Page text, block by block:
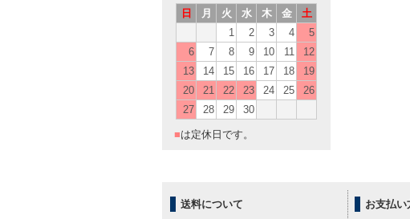
日 月 火 水 木 金
土
1
2 3 4
5
6
7 8 9 10 11
12
13
14 15 16 17 18
19
20
21 22 23 24 25
26
27
28 29 30
■は定休日です。
送料について お支払い